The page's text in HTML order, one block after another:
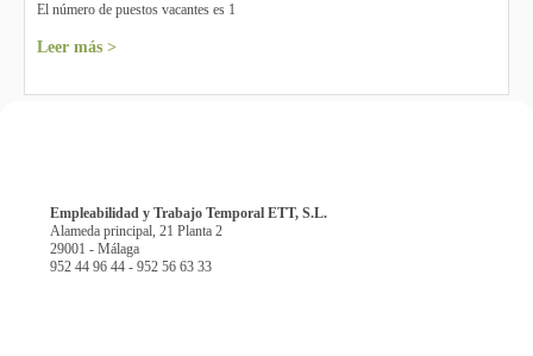
El número de puestos vacantes es 1
Leer más >
Empleabilidad y Trabajo Temporal ETT, S.L.
Alameda principal, 21 Planta 2
29001 - Málaga
952 44 96 44 - 952 56 63 33